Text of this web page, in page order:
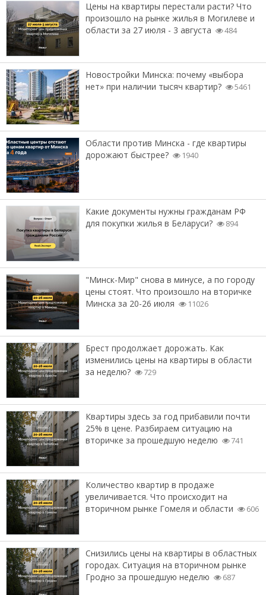
Цены на квартиры перестали расти? Что
произошло на рынке жилья в Могилеве и
области за 27 июля - 3 августа
484
Новостройки Минска: почему «выбора
нет» при наличии тысяч квартир?
5461
Области против Минска - где квартиры
дорожают быстрее?
1940
Какие документы нужны гражданам РФ
для покупки жилья в Беларуси?
894
"Минск-Мир" снова в минусе, а по городу
цены стоят. Что произошло на вторичке
Минска за 20-26 июля
11026
Брест продолжает дорожать. Как
изменились цены на квартиры в области
за неделю?
729
Квартиры здесь за год прибавили почти
25% в цене. Разбираем ситуацию на
вторичке за прошедшую неделю
741
Количество квартир в продаже
увеличивается. Что происходит на
вторичном рынке Гомеля и области
606
Снизились цены на квартиры в областных
городах. Ситуация на вторичном рынке
Гродно за прошедшую неделю
687